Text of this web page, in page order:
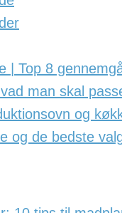
| Top 8
man skal
og
og de bedste